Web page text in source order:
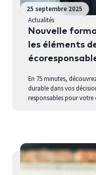
25 septembre 2025
Actualités
Nouvelle
les éléments
En 75 minutes,
durable dans vos
responsables pour